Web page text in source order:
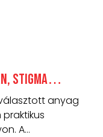
Stigma
anyag
A